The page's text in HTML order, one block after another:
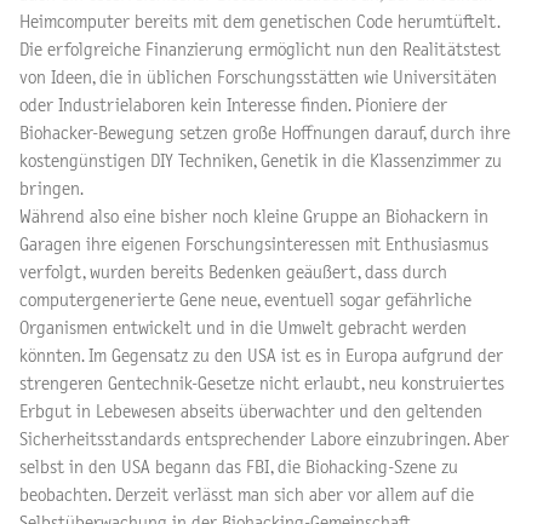
Heimcomputer bereits mit dem genetischen Code herumtüftelt.
Die erfolgreiche Finanzierung ermöglicht nun den Realitätstest
von Ideen, die in üblichen Forschungsstätten wie Universitäten
oder Industrielaboren kein Interesse finden. Pioniere der
Biohacker-Bewegung setzen große Hoffnungen darauf, durch ihre
kostengünstigen DIY Techniken, Genetik in die Klassenzimmer zu
bringen.
Während also eine bisher noch kleine Gruppe an Biohackern in
Garagen ihre eigenen Forschungsinteressen mit Enthusiasmus
verfolgt, wurden bereits Bedenken geäußert, dass durch
computergenerierte Gene neue, eventuell sogar gefährliche
Organismen entwickelt und in die Umwelt gebracht werden
könnten. Im Gegensatz zu den USA ist es in Europa aufgrund der
strengeren Gentechnik-Gesetze nicht erlaubt, neu konstruiertes
Erbgut in Lebewesen abseits überwachter und den geltenden
Sicherheitsstandards entsprechender Labore einzubringen. Aber
selbst in den USA begann das FBI, die Biohacking-Szene zu
beobachten. Derzeit verlässt man sich aber vor allem auf die